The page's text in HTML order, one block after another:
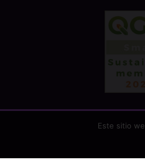
Copyright 2026 -
Este sitio